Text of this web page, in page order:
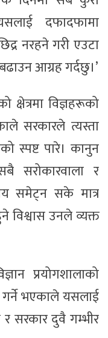
दफादफामा
नरहने गरी एउटा
आग्रह गर्दछु।’
क्षेत्रमा विज्ञहरूको
सरकारले त्यस्ता
स्पष्ट पारे। कानुन
सरोकारवाला र
समेट्न सके मात्र
विश्वास उनले व्यक्त
प्रयोगशालाको
गर्ने भएकाले यसलाई
र सरकार दुवै गम्भीर